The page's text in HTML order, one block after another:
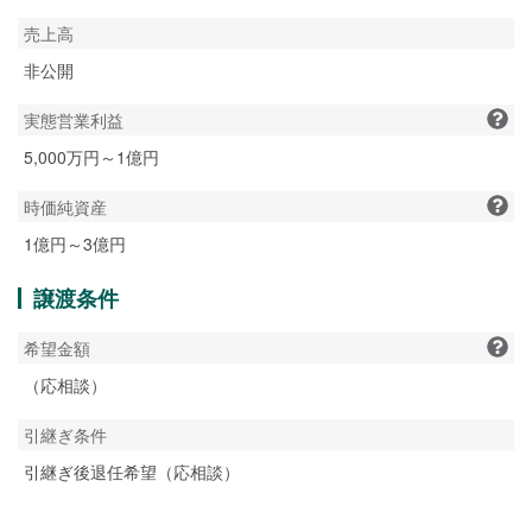
売上高
非公開
実態営業利益
5,000万円～1億円
時価純資産
1億円～3億円
譲渡条件
希望金額
（応相談）
引継ぎ条件
引継ぎ後退任希望（応相談）